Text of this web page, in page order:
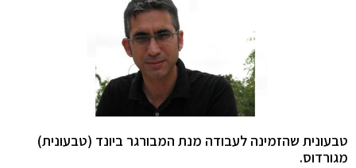
טבעונית שהזמינה לעבודה מנת המבורגר ביונד (טבעונית)
מגורדוס.